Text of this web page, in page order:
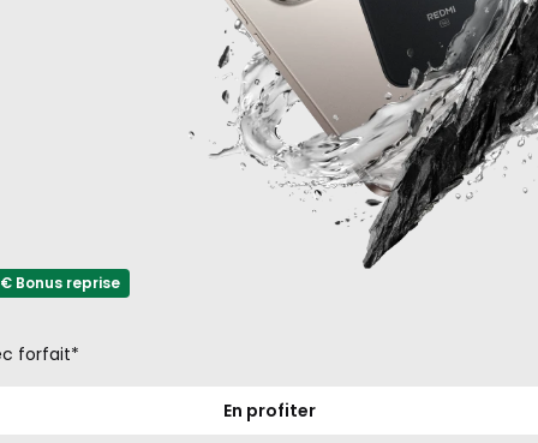
Bonus reprise
forfait*
En profiter